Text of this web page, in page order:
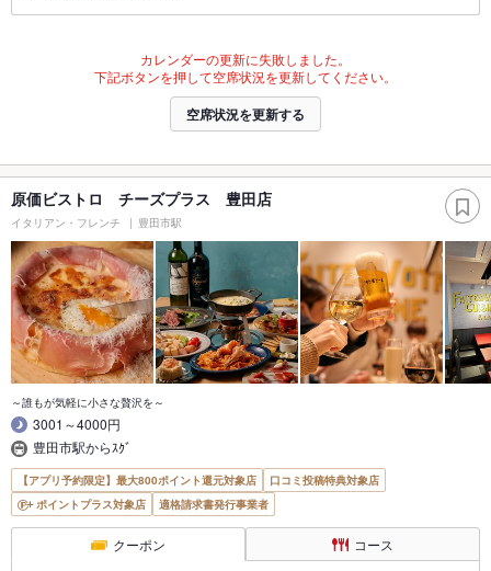
カレンダーの更新に失敗しました。
下記ボタンを押して空席状況を更新してください。
空席状況を更新する
原価ビストロ チーズプラス 豊田店
イタリアン・フレンチ 豊田市駅
～誰もが気軽に小さな贅沢を～
3001～4000円
豊田市駅からｽｸﾞ
【アプリ予約限定】最大800ポイント還元対象店
口コミ投稿特典対象店
ポイントプラス対象店
適格請求書発行事業者
クーポン コース